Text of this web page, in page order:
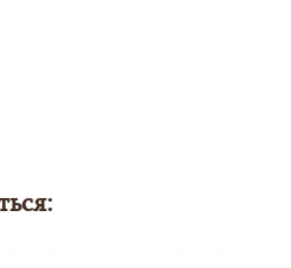
оплаты заказа: